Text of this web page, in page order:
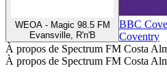
WEOA - Magic 98.5 FM
Evansville, R'n'B
BBC
Coventry
À propos de Spectrum FM Costa
À propos de Spectrum FM Costa